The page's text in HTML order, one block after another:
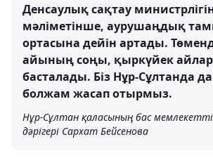
Денсаулық сақтау
мәліметінше, аурушаңдық
ортасына дейін артады.
айының соңы, қыркүйек
басталады. Біз Нұр-Сұлтанда
болжам жасап отырмыз.
Нұр-Сұлтан қаласының бас
дәрігері Сархат Бейсенова